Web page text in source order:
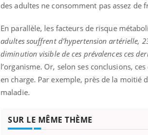
des adultes ne consomment pas assez
En parallèle, les facteurs de risque
adultes souffrent d’hypertension artérielle,
diminution visible de ces prévalences ces
l’organisme. Or, selon ses conclusions,
en charge. Par exemple, près de la moitié
maladie.
SUR LE MÊME THÈME